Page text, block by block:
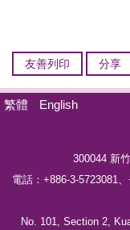
友善列印 分享
繁體 English
300044 新
電話： +886-3-5723081、
No. 101, Section 2,